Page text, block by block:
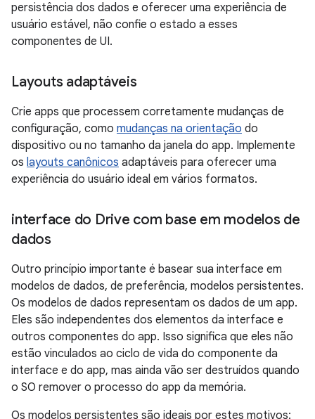
persistência dos dados e oferecer uma experiência de
usuário estável, não confie o estado a esses
componentes de UI.
Layouts adaptáveis
Crie apps que processem corretamente mudanças de
configuração, como mudanças na orientação do
dispositivo ou no tamanho da janela do app. Implemente
os layouts canônicos adaptáveis para oferecer uma
experiência do usuário ideal em vários formatos.
interface do Drive com base em modelos de
dados
Outro princípio importante é basear sua interface em
modelos de dados, de preferência, modelos persistentes.
Os modelos de dados representam os dados de um app.
Eles são independentes dos elementos da interface e
outros componentes do app. Isso significa que eles não
estão vinculados ao ciclo de vida do componente da
interface e do app, mas ainda vão ser destruídos quando
o SO remover o processo do app da memória.
Os modelos persistentes são ideais por estes motivos: